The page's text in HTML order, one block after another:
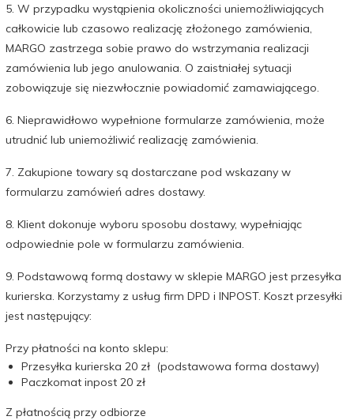
5. W przypadku wystąpienia okoliczności uniemożliwiających
całkowicie lub czasowo realizację złożonego zamówienia,
MARGO zastrzega sobie prawo do wstrzymania realizacji
zamówienia lub jego anulowania. O zaistniałej sytuacji
zobowiązuje się niezwłocznie powiadomić zamawiającego.
6. Nieprawidłowo wypełnione formularze zamówienia, może
utrudnić lub uniemożliwić realizację zamówienia.
7. Zakupione towary są dostarczane pod wskazany w
formularzu zamówień adres dostawy.
8. Klient dokonuje wyboru sposobu dostawy, wypełniając
odpowiednie pole w formularzu zamówienia.
9. Podstawową formą dostawy w sklepie MARGO jest przesyłka
kurierska. Korzystamy z usług firm DPD i INPOST. Koszt przesyłki
jest następujący:
Przy płatności na konto sklepu:
Przesyłka kurierska 20 zł (podstawowa forma dostawy)
Paczkomat inpost 20 zł
Z płatnością przy odbiorze